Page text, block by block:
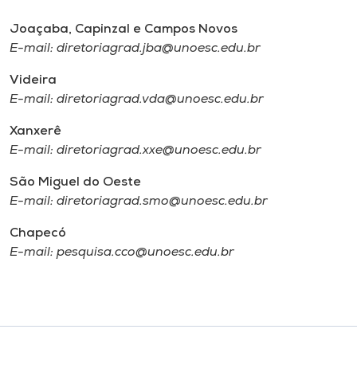
Joaçaba, Capinzal e Campos Novos
E-mail: diretoriagrad.jba@unoesc.edu.br
Videira
E-mail: diretoriagrad.vda@unoesc.edu.br
Xanxerê
E-mail: diretoriagrad.xxe@unoesc.edu.br
São Miguel do Oeste
E-mail: diretoriagrad.smo@unoesc.edu.br
Chapecó
E-mail: pesquisa.cco@unoesc.edu.br